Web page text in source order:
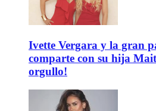
Ivette Vergara y la gran
comparte con su hija
orgullo!